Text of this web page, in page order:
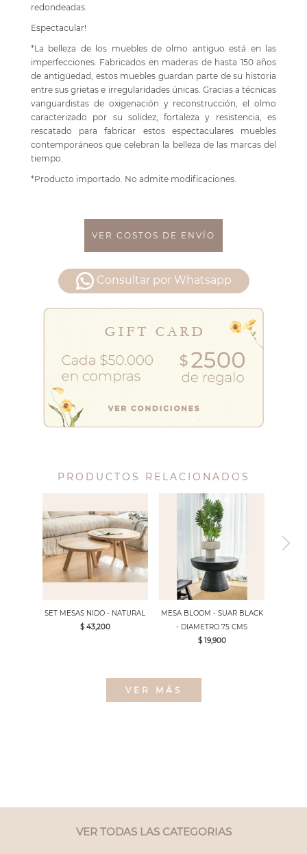
redondeadas.
Espectacular!
*La belleza de los muebles de olmo antiguo está en las
imperfecciones. Fabricados en maderas de hasta 150 años
de antigüedad, estos muebles guardan parte de su historia
entre sus grietas e irregularidades únicas. Gracias a técnicas
vanguardistas de oxigenación y reconstrucción, el olmo
caracterizado por su solidez, fortaleza y resistencia, es
rescatado para fabricar estos espectaculares muebles
contemporáneos que celebran la belleza de las marcas del
tiempo.
*Producto importado. No admite modificaciones.
VER COSTOS DE ENVÍO
Consultar por Whatsapp
PRODUCTOS RELACIONADOS
SET MESAS NIDO - NATURAL
$ 43,200
MESA BLOOM - SUAR BLACK
- DIAMETRO 75 CMS
$ 19,900
VER MÁS
VER TODAS LAS CATEGORIAS